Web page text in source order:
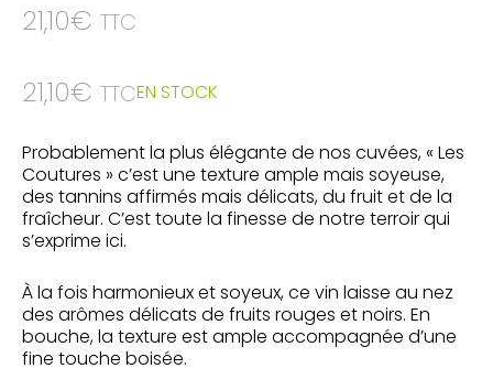
21,10€ TTC
21,10€ TTCEN STOCK
Probablement la plus élégante de nos cuvées, « Les
Coutures » c’est une texture ample mais soyeuse,
des tannins affirmés mais délicats, du fruit et de la
fraîcheur. C’est toute la finesse de notre terroir qui
s’exprime ici.
À la fois harmonieux et soyeux, ce vin laisse au nez
des arômes délicats de fruits rouges et noirs. En
bouche, la texture est ample accompagnée d’une
fine touche boisée.